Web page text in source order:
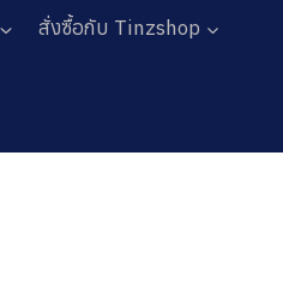
สั่งซื้อกับ Tinzshop